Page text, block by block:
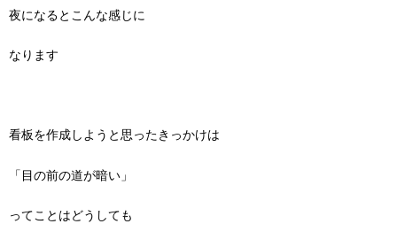
夜になるとこんな感じに
なります
看板を作成しようと思ったきっかけは
「目の前の道が暗い」
ってことはどうしても